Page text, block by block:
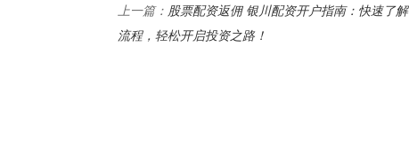
上一篇： 股票配资返佣 银川配资开户指南：快速了解
流程，轻松开启投资之路！